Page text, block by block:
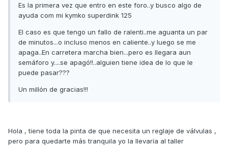
Es la primera vez que entro en este foro..y busco algo de
ayuda com mi kymko superdink 125
El caso es que tengo un fallo de ralenti..me aguanta un par
de minutos...o incluso menos en caliente..y luego se me
apaga..En carretera marcha bien...pero es llegara aun
semáforo y....se apagó!!..alguien tiene idea de lo que le
puede pasar???
Un millón de gracias!!!
Hola , tiene toda la pinta de que necesita un reglaje de válvulas ,
pero para quedarte más tranquila yo la llevaría al taller